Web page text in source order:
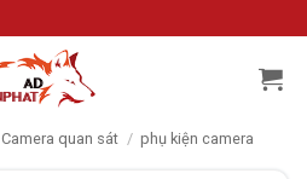
Camera quan sát / phụ kiện camera